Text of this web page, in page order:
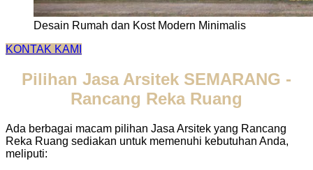
Desain Rumah dan Kost Modern Minimalis
KONTAK KAMI
Pilihan Jasa Arsitek SEMARANG -
Rancang Reka Ruang
Ada berbagai macam pilihan Jasa Arsitek yang Rancang
Reka Ruang sediakan untuk memenuhi kebutuhan Anda,
meliputi: